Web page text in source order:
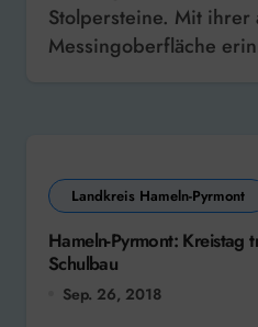
Stolpersteine. Mit ihrer
Messingoberfläche
Landkreis Hameln-Pyrmont
Hameln-Pyrmont: Kreistag
Schulbau
Sep. 26, 2018